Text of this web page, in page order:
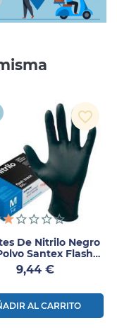
De Nitrilo Negro
Santex Flash
Talla S 100 Uds
Precio
9,44 €
AL CARRITO
favorite_border